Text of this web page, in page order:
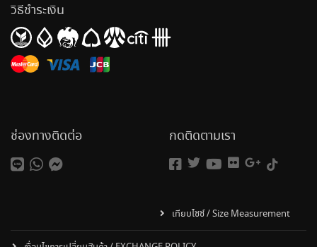
วิธีชำระเงิน
ช่องทางติดต่อ กดติดตามเรา
เทียบไซซ์ / Size Measurement